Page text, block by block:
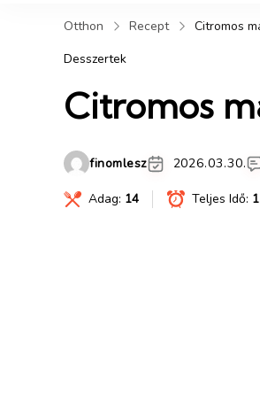
Otthon Recept
Citromos
Desszertek
Citromos
finomlesz 2026.03.30.
Adag: 14 Teljes Idő: